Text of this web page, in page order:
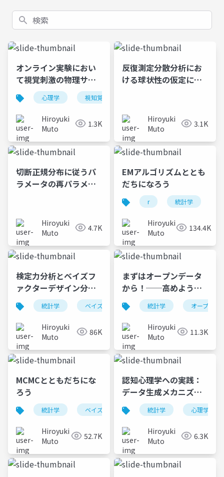
検索
オンライン実験におい
て視覚刺激の物理サイ
ズを厳密に統制する手
法の提案と検証
心理学 視知覚
Hiroyuki
Muto
1.3K
反復測定分散分析にお
ける球状性の仮定につ
う！──Hiroyuki
Muto
3.1K
切断正規分布に従うパ
ラメータの再パラメー
Hiroyuki
Muto
4.7K
EMアルゴリズムととも
だちになろう
r 統計学
Hiroyuki
Muto
134.4K
検定力分析とベイズフ
ァクターデザイン分析
によるサンプルサイズ
設計
統計学 ベイズ r
Hiroyuki
Muto
86K
まずはオープンデータ
から！──高めよう信
用性，広めよう二次分
析──
統計学 オープンサ
Hiroyuki
Muto
11.3K
MCMCとともだちにな
ろう
統計学 ベイズ
Hiroyuki
Muto
52.7K
認知心理学への実践：
データ生成メカニズム
のベイズモデリング
統計学 心理学
Hiroyuki
Muto
6.3K